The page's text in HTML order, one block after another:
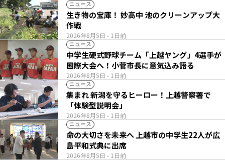
ニュース
2026年8月5日 - 1日前
生き物の宝庫！ 妙高中 池のクリーンアップ大
作戦
ニュース
2026年8月5日 - 1日前
中学生硬式野球チーム「上越ヤング」4選手が
国際大会へ！小菅市長に意気込み語る
ニュース
2026年8月5日 - 1日前
集まれ 新潟を守るヒーロー！上越警察署で
「体験型説明会」
ニュース
2026年8月5日 - 1日前
命の大切さを未来へ 上越市の中学生22人が広
島平和式典に出席